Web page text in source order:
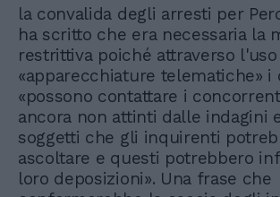
la convalida degli arresti per
ha scritto che era necessaria la
restrittiva poiché attraverso l'uso
«apparecchiature telematiche» i
«possono contattare i
ancora non attinti dalle indagini
soggetti che gli inquirenti
ascoltare e questi potrebbero
loro deposizioni». Una frase che